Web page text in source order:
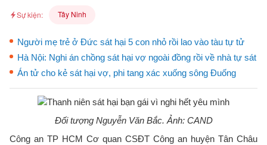
Sự kiện: Tây Ninh
Người mẹ trẻ ở Đức sát hại 5 con nhỏ rồi lao vào tàu tự tử
Hà Nội: Nghi án chồng sát hại vợ ngoài đồng rồi về nhà tự sát
Án tử cho kẻ sát hại vợ, phi tang xác xuống sông Đuống
Đối tượng Nguyễn Văn Bắc. Ảnh: CAND
Công an TP HCM Cơ quan CSĐT Công an huyện Tân Châu